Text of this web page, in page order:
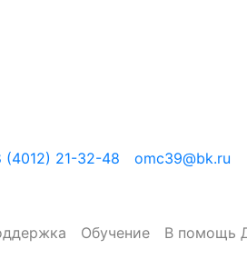
(4012) 21-32-48 omc39@bk.ru
Обучение В помощь